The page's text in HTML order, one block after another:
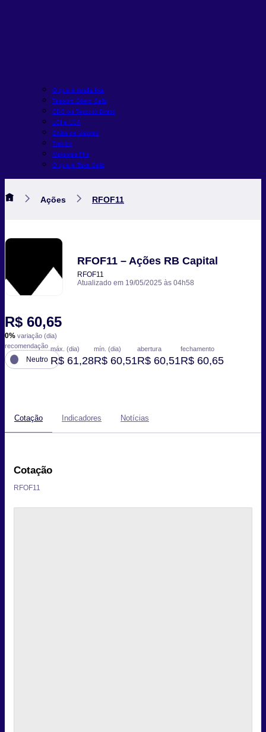
O que é renda fixa
Tesouro Direto Selic
CDB ou Tesouro Direto
LCI e LCA
Bolsa de Valores
Trading
Melhores FIIs
O que é Taxa Selic
Ações RFOF11
RFOF11 – Ações RB Capital
RFOF11
Atualizado em 19/05/2025 às 04h58
R$ 60,65
0% variação (dia)
recomendação
Neutro
máx. (dia)
R$ 61,28
mín. (dia)
R$ 60,51
abertura
R$ 60,51
fechamento
R$ 60,65
Cotação Indicadores Notícias
Cotação
RFOF11